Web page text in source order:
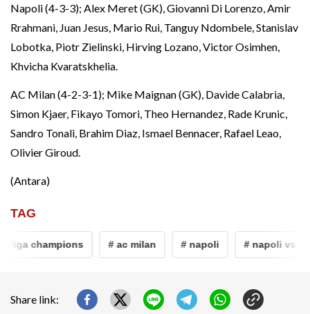
Napoli (4-3-3); Alex Meret (GK), Giovanni Di Lorenzo, Amir
Rrahmani, Juan Jesus, Mario Rui, Tanguy Ndombele, Stanislav
Lobotka, Piotr Zielinski, Hirving Lozano, Victor Osimhen,
Khvicha Kvaratskhelia.
AC Milan (4-2-3-1); Mike Maignan (GK), Davide Calabria,
Simon Kjaer, Fikayo Tomori, Theo Hernandez, Rade Krunic,
Sandro Tonali, Brahim Diaz, Ismael Bennacer, Rafael Leao,
Olivier Giroud.
(Antara)
TAG
liga champions # ac milan # napoli # napoli vs ac
Share link: